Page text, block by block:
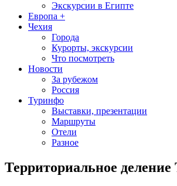
Экскурсии в Египте
Европа +
Чехия
Города
Курорты, экскурсии
Что посмотреть
Новости
За рубежом
Россия
Туринфо
Выставки, презентации
Маршруты
Отели
Разное
Территориальное